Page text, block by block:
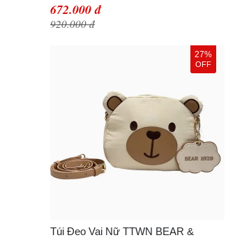
672.000 đ
920.000 đ
27%
OFF
Túi Đeo Vai Nữ TTWN BEAR &